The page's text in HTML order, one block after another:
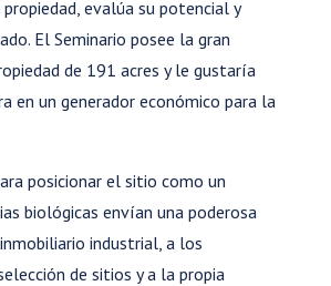
evalúa su potencial y
El Seminario posee la gran
de 191 acres y le gustaría
en un generador económico para la
posicionar el sitio como un
biológicas envían una poderosa
industrial, a los
de sitios y a la propia